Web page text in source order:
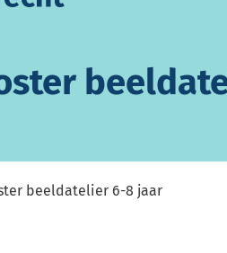
beeldatelier 6-8 jaar